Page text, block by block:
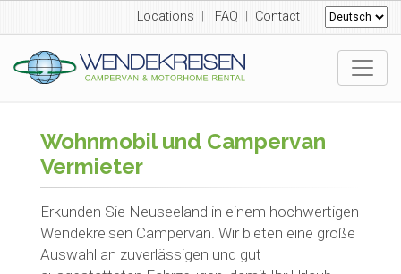
Locations FAQ Contact
Wohnmobil und Campervan
Vermieter
Erkunden Sie Neuseeland in einem hochwertigen
Wendekreisen Campervan. Wir bieten eine große
Auswahl an zuverlässigen und gut